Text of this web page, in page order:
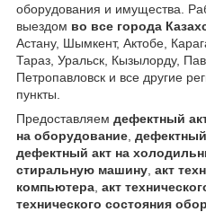
оборудования и имущества.
выездом во все города
Астану, Шымкент, Актобе,
Тараз, Уральск, Кызылорду,
Петропавловск и все другие
пункты.
Предоставляем дефектный
на оборудование дефектный
дефектный акт на
стиральную машину акт
компьютера акт
технического состояния